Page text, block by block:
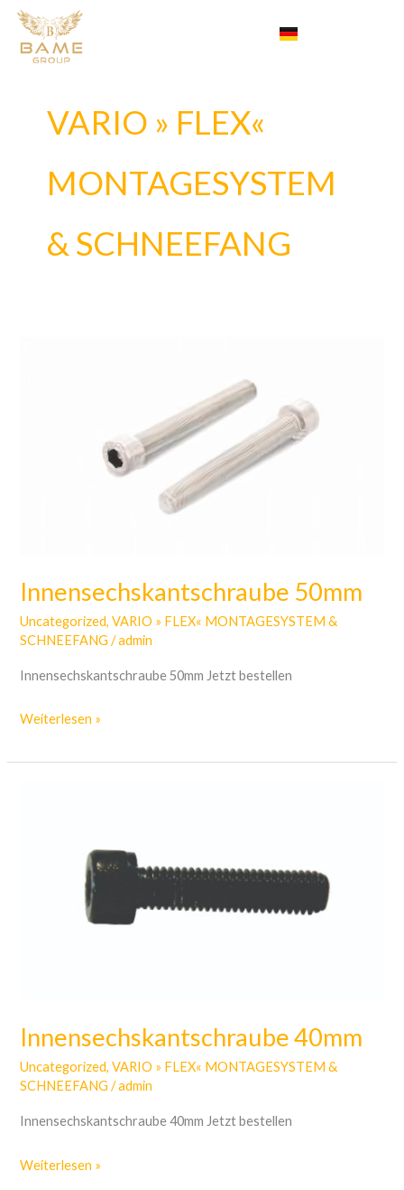
Zum
Inhalt
springen
VARIO » FLEX«
MONTAGESYSTEM
& SCHNEEFANG
Innensechskantschraube 50mm
Uncategorized,VARIO » FLEX« MONTAGESYSTEM &
SCHNEEFANG /admin
Innensechskantschraube 50mm Jetzt bestellen
Weiterlesen »
Innensechskantschraube 40mm
Uncategorized,VARIO » FLEX« MONTAGESYSTEM &
SCHNEEFANG /admin
Innensechskantschraube 40mm Jetzt bestellen
Weiterlesen »